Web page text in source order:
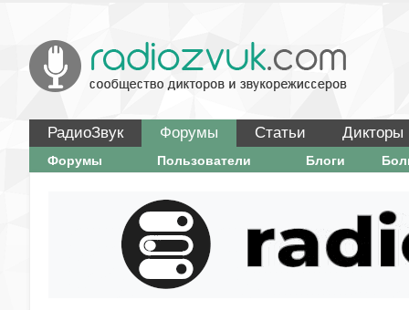
РадиоЗвук Форумы Статьи Дикторы
Форумы Пользователи Блоги